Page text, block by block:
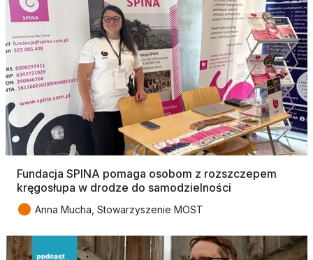
Fundacja SPINA pomaga osobom z rozszczepem
kręgosłupa w drodze do samodzielności
● Anna Mucha, Stowarzyszenie MOST